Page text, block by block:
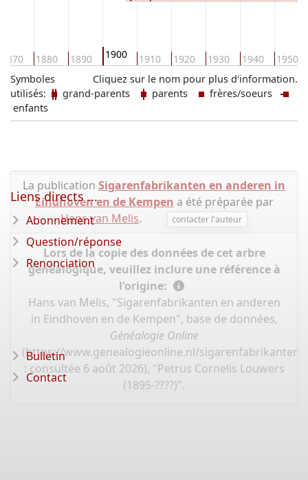
1870 1880 1890 1900 1910 1920 1930 1940 1950
Cliquez sur le nom pour plus d'information.
Symboles
utilisés:
grand-parents parents
frères/soeurs
enfants
La publication Sigarenfabrikanten en anderen in
Eindhoven en de Kempen a été préparée par
Hans van Melis. contacter l'auteur
Lors de la copie des données de cet arbre
généalogique, veuillez inclure une référence à
l'origine:
Hans van Melis, "Sigarenfabrikanten en anderen
in Eindhoven en de Kempen", base de données,
Généalogie Online
(https://www.genealogieonline.nl/sigarenfabrikanten-
: consultée 6 août 2026), "Petrus Cornelis Louwers
(1895-????)".
Liens directs ...
Abonnement
Question/réponse
Renonciation
Bulletin
Contact